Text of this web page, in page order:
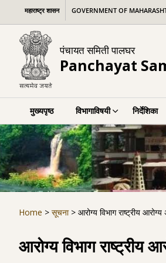
content
महाराष्ट्र शासन GOVERNMENT OF
पंचायत समिती पालघर
Panchayat
मुख्यपृष्ठ विभागाविषयी निर्देशिका
Home > सूचना> आरोग्य विभाग राष्ट्रीय
आरोग्य विभाग राष्ट्रीय